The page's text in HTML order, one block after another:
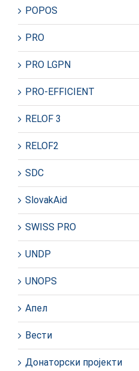
POPOS
PRO
PRO LGPN
PRO-EFFICIENT
RELOF 3
RELOF2
SDC
SlovakAid
SWISS PRO
UNDP
UNOPS
Апел
Вести
Донаторски пројекти